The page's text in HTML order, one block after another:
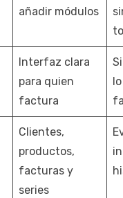
añadir módulos
Interfaz clara
para quien
factura
Clientes,
productos,
facturas y
series